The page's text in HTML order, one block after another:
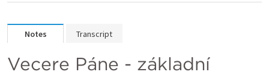
Notes Transcript
Večeře Páně - základní